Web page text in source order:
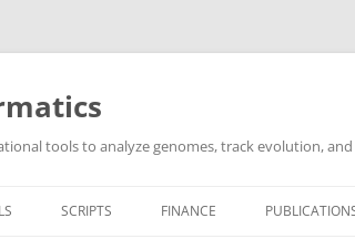
tools to analyze genomes, track evolution,
SCRIPTS FINANCE